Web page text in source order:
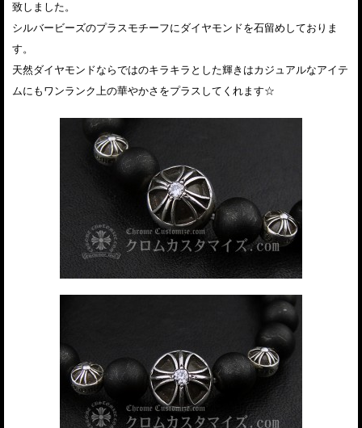
致しました。
シルバービーズのプラスモチーフにダイヤモンドを石留めしておりま
す。
天然ダイヤモンドならではのキラキラとした輝きはカジュアルなアイテ
ムにもワンランク上の華やかさをプラスしてくれます☆